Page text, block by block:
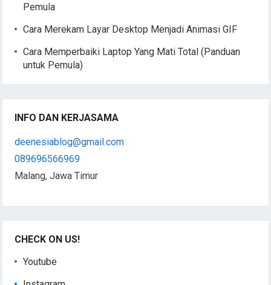
Pemula
Cara Merekam Layar Desktop Menjadi Animasi GIF
Cara Memperbaiki Laptop Yang Mati Total (Panduan
untuk Pemula)
INFO DAN KERJASAMA
deenesiablog@gmail.com
089696566969
Malang, Jawa Timur
CHECK ON US!
Youtube